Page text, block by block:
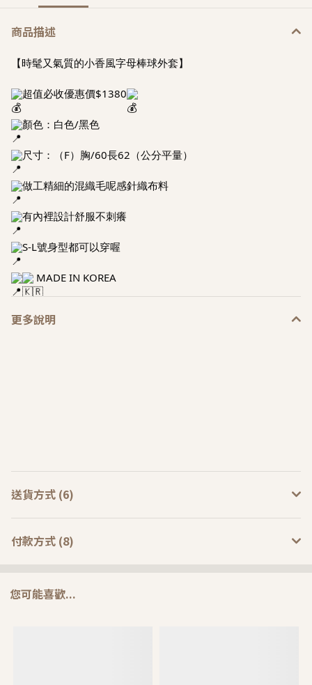
商品描述
【時髦又氣質的小香風字母棒球外套】
超值必收優惠價$1380
顏色：白色/黑色
尺寸：（F）胸/60長62（公分平量）
做工精細的混織毛呢感針織布料
有內裡設計舒服不刺癢
S-L號身型都可以穿喔
MADE IN KOREA
更多說明
送貨方式 (6)
付款方式 (8)
您可能喜歡...